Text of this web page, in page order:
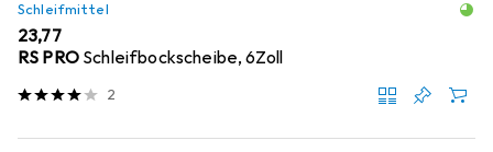
Schleifmittel
EUR
23,77
RS PRO Schleifbockscheibe, 6Zoll
2